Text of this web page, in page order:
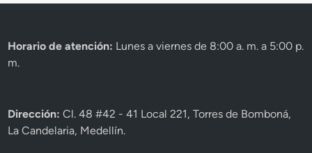
Horario de atención: Lunes a viernes de 8:00 a. m. a 5:00 p.
m.
Dirección:Cl. 48 #42 - 41 Local 221, Torres de Bomboná,
La Candelaria, Medellín.